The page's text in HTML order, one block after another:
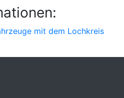
mit dem Lochkreis